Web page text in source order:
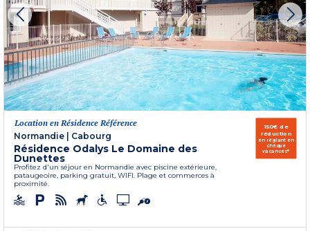
Location en Résidence Référence
Normandie
Cabourg
Résidence Odalys Le Domaine des
Dunettes
Profitez d'un séjour en Normandie avec piscine extérieure,
pataugeoire, parking gratuit, WIFI. Plage et commerces à
proximité.
150€ de
réduction
en réglant en
chèque
vacances*